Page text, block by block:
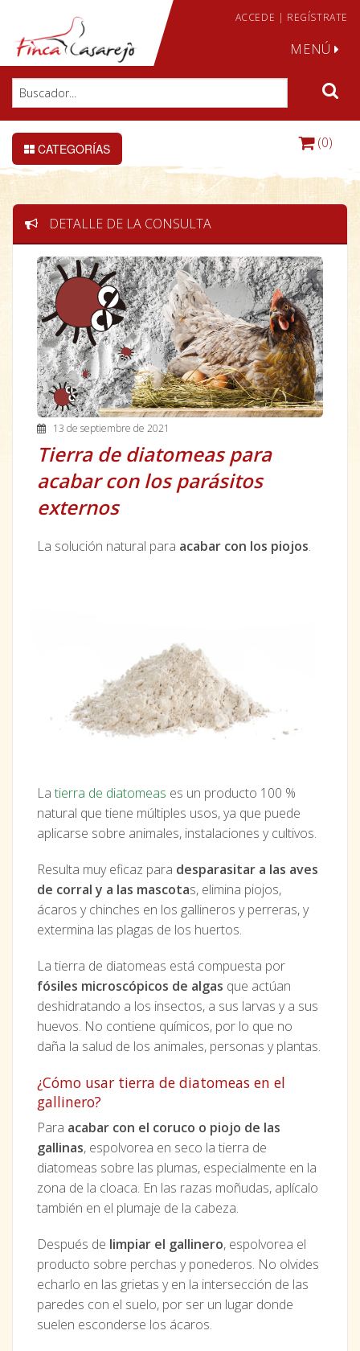
ACCEDE | REGÍSTRATE
MENÚ
CATEGORÍAS (0)
DETALLE DE LA CONSULTA
13 de septiembre de 2021
Tierra de diatomeas para
acabar con los parásitos
externos
La solución natural para acabar con los piojos.
La tierra de diatomeas es un producto 100 %
natural que tiene múltiples usos, ya que puede
aplicarse sobre animales, instalaciones y cultivos.
Resulta muy eficaz para desparasitar a las aves
de corral y a las mascotas, elimina piojos,
ácaros y chinches en los gallineros y perreras, y
extermina las plagas de los huertos.
La tierra de diatomeas está compuesta por
fósiles microscópicos de algas que actúan
deshidratando a los insectos, a sus larvas y a sus
huevos. No contiene químicos, por lo que no
daña la salud de los animales, personas y plantas.
¿Cómo usar tierra de diatomeas en el
gallinero?
Para acabar con el coruco o piojo de las
gallinas, espolvorea en seco la tierra de
diatomeas sobre las plumas, especialmente en la
zona de la cloaca. En las razas moñudas, aplícalo
también en el plumaje de la cabeza.
Después de limpiar el gallinero, espolvorea el
producto sobre perchas y ponederos. No olvides
echarlo en las grietas y en la intersección de las
paredes con el suelo, por ser un lugar donde
suelen esconderse los ácaros.